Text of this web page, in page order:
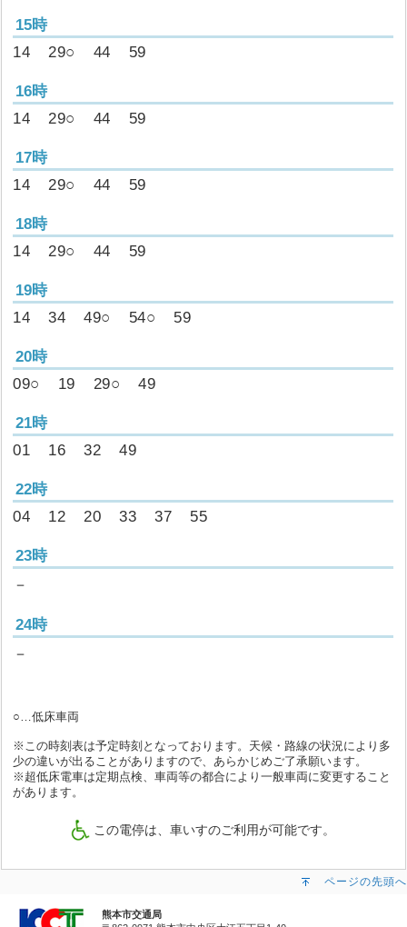
15時
14
29○ 44 59
16時
14
29○ 44 59
17時
14
29○ 44 59
18時
14
29○ 44 59
19時
14
34 49○ 54○ 59
20時
09○
19 29○ 49
21時
01
16 32 49
22時
04
12 20 33 37 55
23時
－
24時
－
○…低床車両
※この時刻表は予定時刻となっております。天候・路線の状況により多
少の違いが出ることがありますので、あらかじめご了承願います。
※超低床電車は定期点検、車両等の都合により一般車両に変更すること
があります。
この電停は、車いすのご利用が可能です。
ページの先頭へ
熊本市交通局